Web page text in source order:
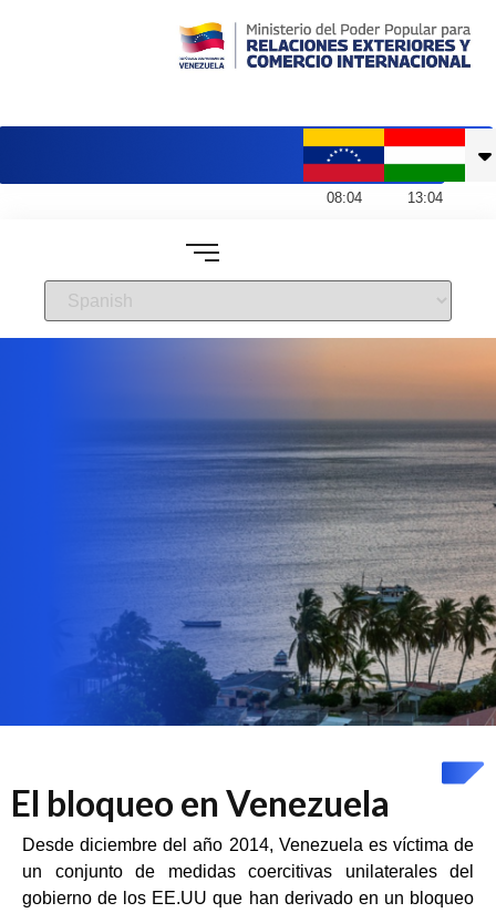
08:04 13:04
El bloqueo en Venezuela
Desde diciembre del año 2014, Venezuela es víctima de
un conjunto de medidas coercitivas unilaterales del
gobierno de los EE.UU que han derivado en un bloqueo